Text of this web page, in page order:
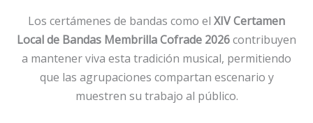
Los certámenes de bandas como el XIV Certamen
Local de Bandas Membrilla Cofrade 2026contribuyen
a mantener viva esta tradición musical, permitiendo
que las agrupaciones compartan escenario y
muestren su trabajo al público.